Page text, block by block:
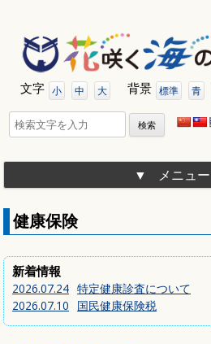
動
文字 小 中 大 背景 標準 青
検
索:
メニュー
健康保険
新着情報
2026.07.24 特定健康診査について
2026.07.10
国民健康保険税